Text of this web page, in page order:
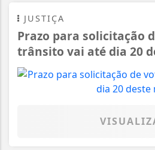
JUSTIÇA
Prazo para solicitação
trânsito vai até dia 20